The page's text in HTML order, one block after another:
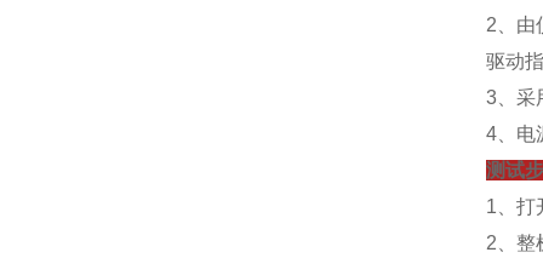
2、由
驱动
3、采
4、电
测试
1、打
2、整